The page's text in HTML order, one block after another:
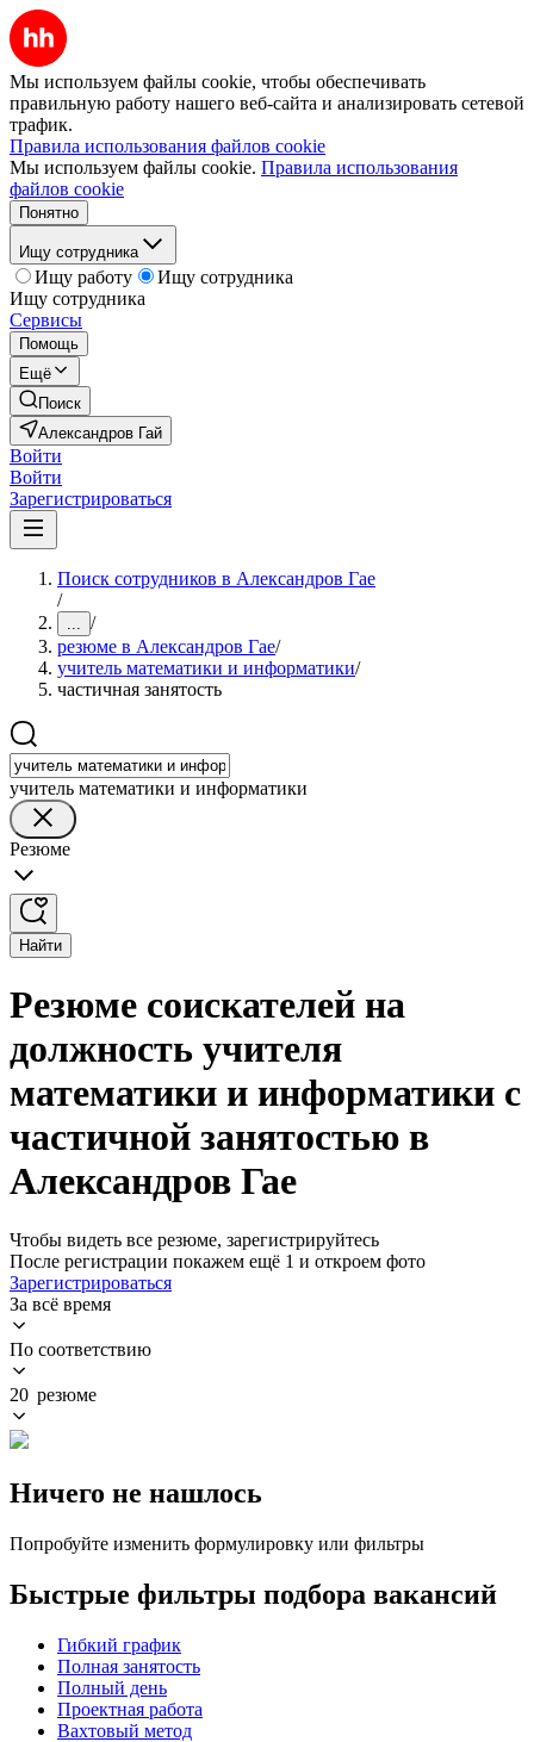
Мы используем файлы cookie, чтобы обеспечивать
правильную работу нашего веб-сайта и анализировать сетевой
трафик.
Правила использования файлов cookie
Мы используем файлы cookie. Правила использования
файлов cookie
Понятно
Ищу сотрудника
Ищу работу
Ищу сотрудника
Ищу сотрудника
Сервисы
Помощь
Ещё
Поиск
Александров Гай
Войти
Войти
Зарегистрироваться
Поиск сотрудников в Александров Гае
/
... /
резюме в Александров Гае/
учитель математики и информатики/
частичная занятость
учитель математики и информатики
Резюме
Найти
Резюме соискателей на
должность учителя
математики и информатики с
частичной занятостью в
Александров Гае
Чтобы видеть все резюме, зарегистрируйтесь
После регистрации покажем ещё 1 и откроем фото
Зарегистрироваться
За всё время
По соответствию
20 резюме
Ничего не нашлось
Попробуйте изменить формулировку или фильтры
Быстрые фильтры подбора вакансий
Гибкий график
Полная занятость
Полный день
Проектная работа
Вахтовый метод